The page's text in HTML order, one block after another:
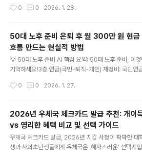
차'를 마련하고 있습니다. 복잡하고 오랜 시간이 걸리는
세율이 적용됩니다. 하지만 정책 변화 가능성을 항상 주시
세 혜택을 받을 수 있으니, 자신의 상황에 맞는 조건을 꼼
히 확인하세요.사전 시뮬레이션 및 전문가 상담 필수: 양
세는 복잡하고 금액이 큰 세금입니다. 매매 전 반드시
모의 계산을 해보고, 필요하다면 세무 전문가와 상담하
장의 변동성이 커지고 관련 세법이 지속적으로 변화하면
0 0 2026. 1. 28.
50대 노후 준비 은퇴 후 월 300만 원 현금
흐름 만드는 현실적 방법
💡 50대 노후 준비 AI 핵심 요약: 50대 노후 준비, 이것
기억하세요!3층 연금(국민-퇴직-개인) 재정비: 국민연
은 TDF 등 공격적 운용으로 전환, 개인연금 부족분 충원.
수, 주택연금은 은퇴 시 주요 소득원으로 고려하며 가입
건 및 혜택 확인.지속적인 학습 및 유연한 소득원 확보:
퇴 후 소득 단절을 대비하여 재취업 교육, 창업, 또는 파트
타임 근무 등 유연한 경제 활동 계획 수립.50대는 인생
황금기이자, 다가올 은퇴를 위한 가장 중요한 준비 시기
0 0 2026. 1. 27.
2026년 우체국 체크카드 발급 추천: 개이
vs 영리한 혜택 비교 및 선택 가이드
우체국 체크카드 발급, 2026년 지갑 사정이 팍팍한 대
생과 사회초년생들에게 우체국은 '혜자스러운' 선택지